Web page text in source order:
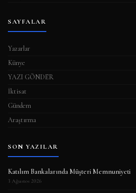
SAYFALAR
Yazarlar
Künye
YAZI GÖNDER
İktisat
Gündem
Araştırma
SON YAZILAR
Katılım Bankalarında Müşteri Memnuniyeti
3 Ağustos 2026